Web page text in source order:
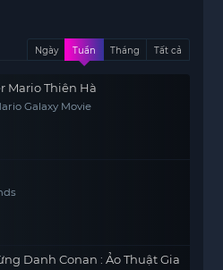
Ngày Tuần Tháng Tất cả
Mario Thiên Hà
Galaxy Movie
Danh Conan : Ảo Thuật Gia